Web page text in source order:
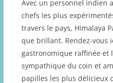
Avec un personnel indien
chefs les plus
travers le pays, Himalaya
que brillant. Rendez-vous
gastronomique raffinée et
sympathique du coin et
papilles les plus délicieux